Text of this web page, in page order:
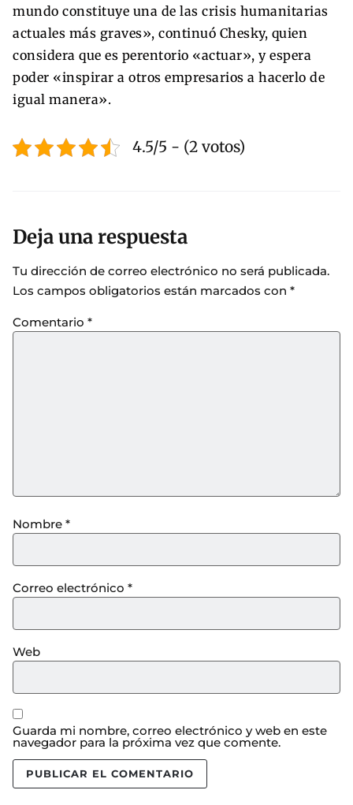
mundo constituye una de las crisis humanitarias
actuales más graves», continuó Chesky, quien
considera que es perentorio «actuar», y espera
poder «inspirar a otros empresarios a hacerlo de
igual manera».
4.5/5 - (2 votos)
Deja una respuesta
Tu dirección de correo electrónico no será publicada.
Los campos obligatorios están marcados con *
Comentario *
Nombre *
Correo electrónico *
Web
Guarda mi nombre, correo electrónico y web en este
navegador para la próxima vez que comente.